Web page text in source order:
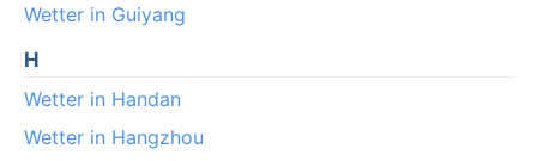
Wetter in Guiyang
H
Wetter in Handan
Wetter in Hangzhou